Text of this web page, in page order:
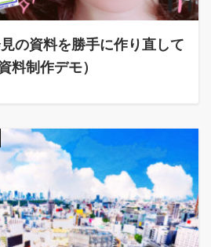
の資料を勝手に作り直して
料制作デモ）